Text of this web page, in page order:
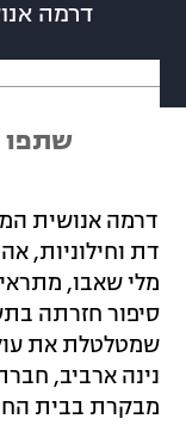
דרמה
שתפו
דרמה אנושית
דת וחילוניות,
מלי שאבו,
סיפור חזרתה
שמטלטלת את
נינה ארביב,
מבקרת בבית